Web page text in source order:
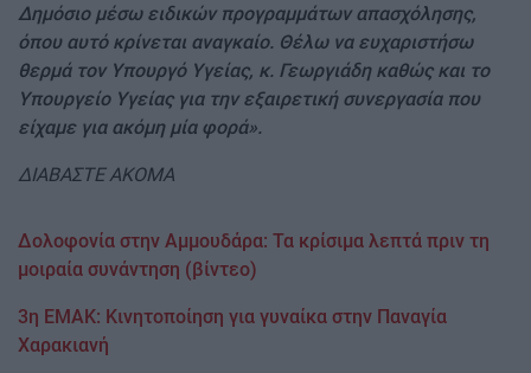
Δημόσιο μέσω ειδικών προγραμμάτων απασχόλησης,
όπου αυτό κρίνεται αναγκαίο. Θέλω να ευχαριστήσω
θερμά τον Υπουργό Υγείας, κ. Γεωργιάδη καθώς και το
Υπουργείο Υγείας για την εξαιρετική συνεργασία που
είχαμε για ακόμη μία φορά».
ΔΙΑΒΑΣΤΕ ΑΚΟΜΑ
Δολοφονία στην Αμμουδάρα: Τα κρίσιμα λεπτά πριν τη
μοιραία συνάντηση (βίντεο)
3η ΕΜΑΚ: Κινητοποίηση για γυναίκα στην Παναγία
Χαρακιανή